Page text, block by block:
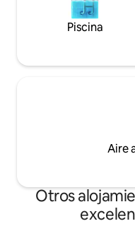
Piscina
Aire
Otros